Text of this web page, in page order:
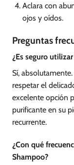
Aclara con
ojos y oídos.
Preguntas
¿Es seguro
Sí,
respetar el
excelente opción
purificante en su
recurrente.
¿Con qué
Shampoo?